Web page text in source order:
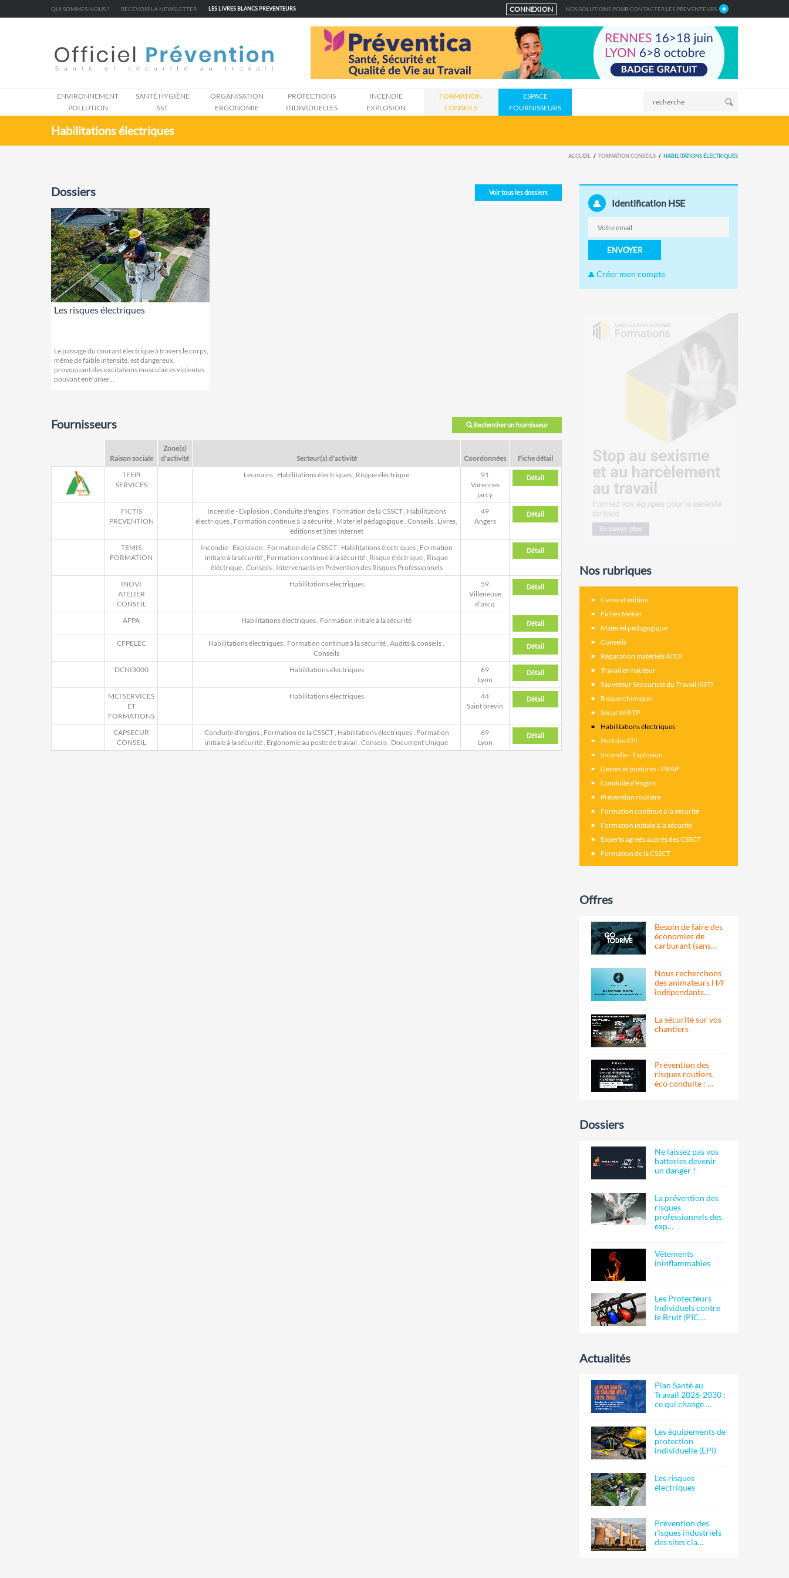
QUI SOMMES-NOUS ? RECEVOIR LA NEWSLETTER LES LIVRES BLANCS PREVENTEURS CONNEXION NOS SOLUTIONS POUR CONTACTER LES PREVENTEURS
ENVIRONNEMENT
POLLUTION
SANTÉ HYGIÈNE
SST
ORGANISATION
ERGONOMIE
PROTECTIONS
INDIVIDUELLES
INCENDIE
EXPLOSION
FORMATION
CONSEILS
ESPACE
FOURNISSEURS
Habilitations électriques
ACCUEIL FORMATION CONSEILS HABILITATIONS ÉLECTRIQUES
Voir tous les dossiers
Dossiers
Les risques électriques
Le passage du courant électrique à travers le corps,
même de faible intensité, est dangereux,
provoquant des excitations musculaires violentes
pouvant entraîner...
Rechercher un fournisseur
Fournisseurs
Raison sociale
Zone(s)
d'activité
Secteur(s) d'activité Coordonnées
Fiche détail
TEEPI
SERVICES
Les mains, Habilitations électriques, Risque éléctrique
91
Varennes
jarcy
Détail
FICTIS
PREVENTION
Incendie - Explosion , Conduite d'engins, Formation de la CSSCT, Habilitations
électriques, Formation continue à la sécurité, Materiel pédagogique, Conseils, Livres,
éditions et Sites Internet
49
Angers
Détail
TEMIS
FORMATION
Incendie - Explosion , Formation de la CSSCT, Habilitations électriques, Formation
initiale à la sécurité, Formation continue à la sécurité, Risque éléctrique, Risque
éléctrique, Conseils, Intervenants en Prévention des Risques Professionnels
Détail
INOVI
ATELIER
CONSEIL
Habilitations électriques
59
Villeneuve
d'ascq
Détail
AFPA Habilitations électriques, Formation initiale à la sécurité Détail
CFPELEC Habilitations électriques, Formation continue à la sécurité, Audits & conseils,
Conseils
Détail
DCNI3000 Habilitations électriques
69
Lyon
Détail
MCI SERVICES
ET
FORMATIONS
Habilitations électriques
44
Saint brevin
Détail
CAPSECUR
CONSEIL
Conduite d'engins, Formation de la CSSCT, Habilitations électriques, Formation
initiale à la sécurité, Ergonomie au poste de travail , Conseils, Document Unique
69
Lyon
Détail
Identification HSE
ENVOYER
Créer mon compte
Nos rubriques
Livres et édition
Fiches Métier
Materiel pédagogique
Conseils
Réparation matériels ATEX
Travail en hauteur
Sauveteur Secouriste du Travail (SST)
Risque chimique
Sécurité BTP
Habilitations électriques
Port des EPI
Incendie - Explosion
Gestes et postures - PRAP
Conduite d'engins
Prévention routière
Formation continue à la sécurité
Formation initiale à la sécurité
Experts agréés auprés des CSSCT
Formation de la CSSCT
Offres
Besoin de faire des
économies de
carburant (sans…
Nous recherchons
des animateurs H/F
indépendants…
La sécurité sur vos
chantiers
Prévention des
risques routiers,
éco conduite : …
Dossiers
Ne laissez pas vos
batteries devenir
un danger !
La prévention des
risques
professionnels des
exp…
Vêtements
ininflammables
Les Protecteurs
Individuels contre
le Bruit (PIC…
Actualités
Plan Santé au
Travail 2026-2030 :
ce qui change …
Les équipements de
protection
individuelle (EPI)
Les risques
électriques
Prévention des
risques industriels
des sites cla…
Cookies management panel